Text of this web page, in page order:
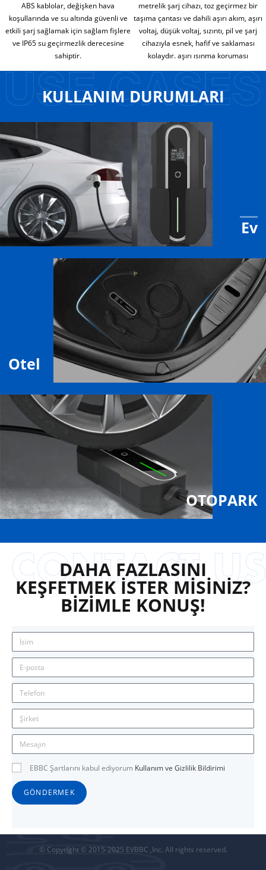
ABS kablolar, değişken hava
koşullarında ve su altında güvenli ve
etkili şarj sağlamak için sağlam fişlere
ve IP65 su geçirmezlik derecesine
sahiptir.
metrelik şarj cihazı, toz geçirmez bir
taşıma çantası ve dahili aşırı akım, aşırı
voltaj, düşük voltaj, sızıntı, pil ve şarj
cihazıyla esnek, hafif ve saklaması
kolaydır. aşırı ısınma koruması
KULLANIM DURUMLARI
Ev
Otel
OTOPARK
DAHA FAZLASINI
KEŞFETMEK İSTER MİSİNİZ?
BİZİMLE KONUŞ!
EBBC Şartlarını kabul ediyorum Kullanım ve Gizlilik Bildirimi
GÖNDERMEK
© Copyright © 2015-2025 EVBBC ,Inc. All rights reserved.